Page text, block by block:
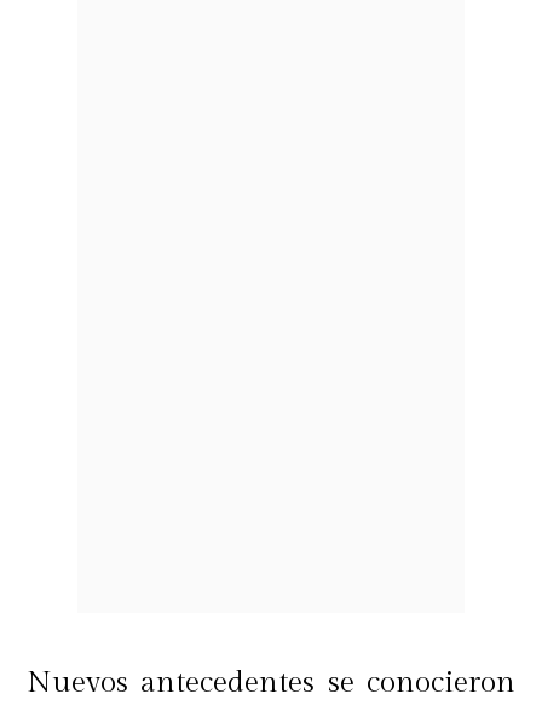
Nuevos antecedentes se conocieron